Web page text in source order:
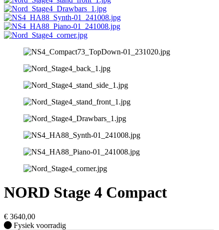
NORD Stage 4 Compact
€ 3640,00
Fysiek voorradig
Fysiek voorradig